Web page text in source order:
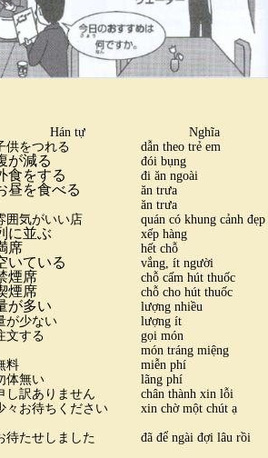
Hán tự
Nghĩa
供をつれる
dẫn theo trẻ em
が減る
đói bụng
食をする
đi ăn ngoài
昼を食べる
ăn trưa
ăn trưa
囲気がいい店
quán có khung cảnh đẹp
に並ぶ
xếp hàng
席
hết chỗ
いている
vắng, ít người
煙席
chỗ cấm hút thuốc
煙席
chỗ cho hút thuốc
が多い
lượng nhiều
が少ない
lượng ít
文する
gọi món
món tráng miệng
料
miễn phí
体無い
lãng phí
し訳ありません
chân thành xin lỗi
々お待ちください xin chờ một chút ạ
待たせしました đã để ngài đợi lâu rồi